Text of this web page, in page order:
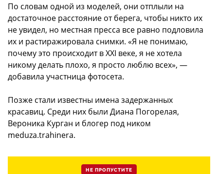
По словам одной из моделей, они отплыли на
достаточное расстояние от берега, чтобы никто их
не увидел, но местная пресса все равно подловила
их и растиражировала снимки. «Я не понимаю,
почему это происходит в XXI веке, я не хотела
никому делать плохо, я просто люблю всех», —
добавила участница фотосета.
Позже стали известны имена задержанных
красавиц. Среди них были Диана Погорелая,
Вероника Курган и блогер под ником
meduza.trahinera.
НЕ ПРОПУСТИТЕ